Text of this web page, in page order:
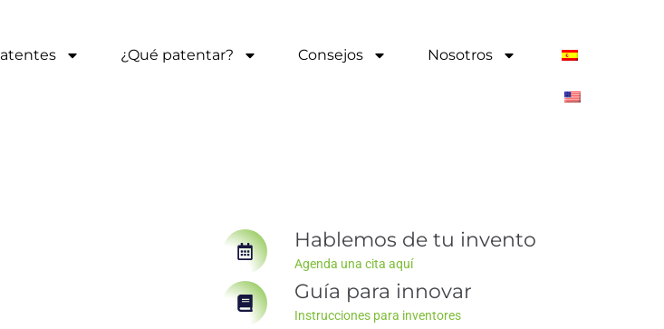
¿Qué patentar? Consejos Nosotros
Hablemos de tu invento
Agenda una cita aquí
Guía para innovar
Instrucciones para inventores